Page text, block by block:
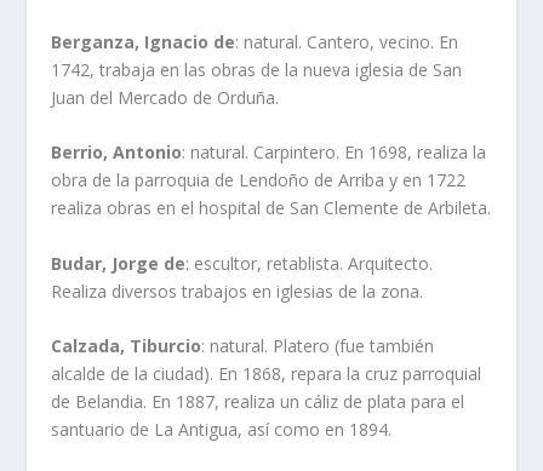
Berganza, Ignacio de: natural. Cantero, vecino. En
1742, trabaja en las obras de la nueva iglesia de San
Juan del Mercado de Orduña.
Berrio, Antonio: natural. Carpintero. En 1698, realiza la
obra de la parroquia de Lendoño de Arriba y en 1722
realiza obras en el hospital de San Clemente de Arbileta.
Budar, Jorge de: escultor, retablista. Arquitecto.
Realiza diversos trabajos en iglesias de la zona.
Calzada, Tiburcio: natural. Platero (fue también
alcalde de la ciudad). En 1868, repara la cruz parroquial
de Belandia. En 1887, realiza un cáliz de plata para el
santuario de La Antigua, así como en 1894.